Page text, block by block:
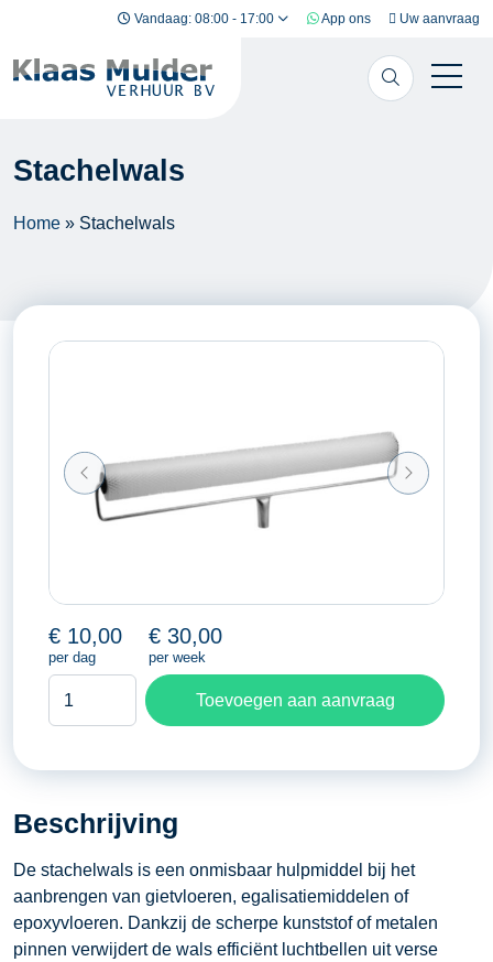
Ga naar inhoud Vandaag: 08:00 - 17:00 App ons Uw aanvraag
Stachelwals
Home » Stachelwals
€ 10,00
per dag
€ 30,00
per week
Toevoegen aan aanvraag
Beschrijving
De stachelwals is een onmisbaar hulpmiddel bij het
aanbrengen van gietvloeren, egalisatiemiddelen of
epoxyvloeren. Dankzij de scherpe kunststof of metalen
pinnen verwijdert de wals efficiënt luchtbellen uit verse